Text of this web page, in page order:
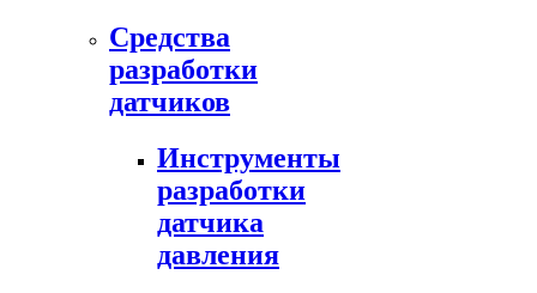
Средства
разработки
датчиков
Инструменты
разработки
датчика
давления